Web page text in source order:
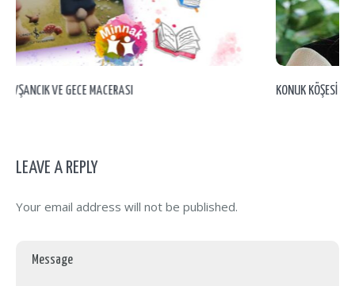
KONUK KÖŞESİ – OKUL ÖNCESİ EĞİTİMİN ÖNEMİ
LEAVE A REPLY
Your email address will not be published.